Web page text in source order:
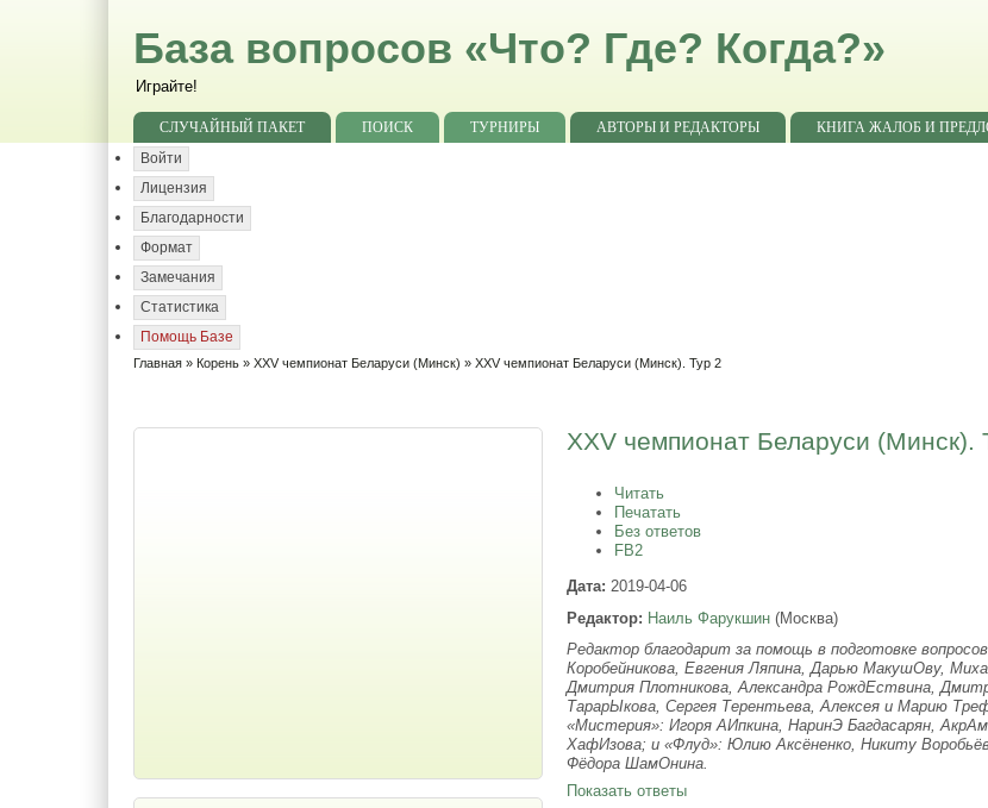
База вопросов «Что? Где? Когда?»
Играйте!
СЛУЧАЙНЫЙ ПАКЕТ ПОИСК ТУРНИРЫ АВТОРЫ И РЕДАКТОРЫ
КНИГА ЖАЛОБ И
Войти
Лицензия
Благодарности
Формат
Замечания
Статистика
Помощь Базе
Главная » Корень »XXV чемпионат Беларуси (Минск) » XXV чемпионат Беларуси (Минск). Тур 2
XXV чемпионат Беларуси (Минск).
Читать
Печатать
Без ответов
FB2
Дата: 2019-04-06
Редактор: Наиль Фарукшин (Москва)
Редактор благодарит за помощь в подготовке
Коробейникова, Евгения Ляпина, Дарью МакушОву,
Дмитрия Плотникова, Александра РождЕствина,
ТарарЫкова, Сергея Терентьева, Алексея и Марию
«Мистерия»: Игоря АИпкина, НаринЭ Багдасарян,
ХафИзова; и «Флуд»: Юлию Аксёненко, Никиту
Фёдора ШамОнина.
Показать ответы